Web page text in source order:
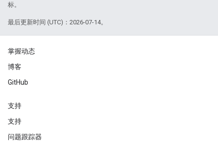
标。
最后更新时间 (UTC)：2026-07-14。
掌握动态
博客
GitHub
支持
支持
问题跟踪器